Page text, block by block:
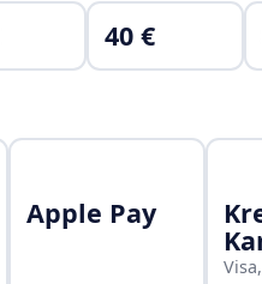
40 €
Apple Pay